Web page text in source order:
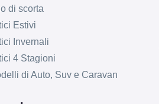
di scorta
Estivi
Invernali
4 Stagioni
di Auto, Suv e Caravan